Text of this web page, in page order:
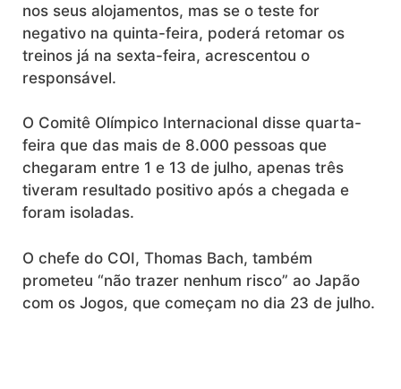
nos seus alojamentos, mas se o teste for
negativo na quinta-feira, poderá retomar os
treinos já na sexta-feira, acrescentou o
responsável.
O Comitê Olímpico Internacional disse quarta-
feira que das mais de 8.000 pessoas que
chegaram entre 1 e 13 de julho, apenas três
tiveram resultado positivo após a chegada e
foram isoladas.
O chefe do COI, Thomas Bach, também
prometeu “não trazer nenhum risco” ao Japão
com os Jogos, que começam no dia 23 de julho.